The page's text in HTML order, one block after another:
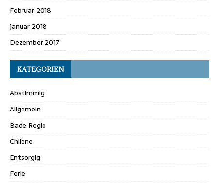
Februar 2018
Januar 2018
Dezember 2017
KATEGORIEN
Abstimmig
Allgemein
Bade Regio
Chilene
Entsorgig
Ferie